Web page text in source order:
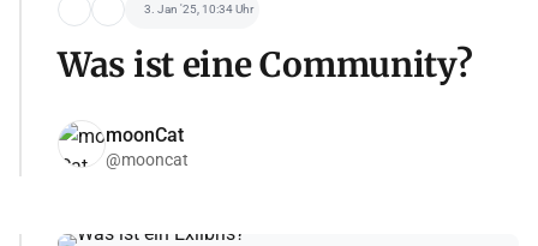
3. Jan '25, 10:34 Uhr
Was ist eine Community?
moonCat
@mooncat